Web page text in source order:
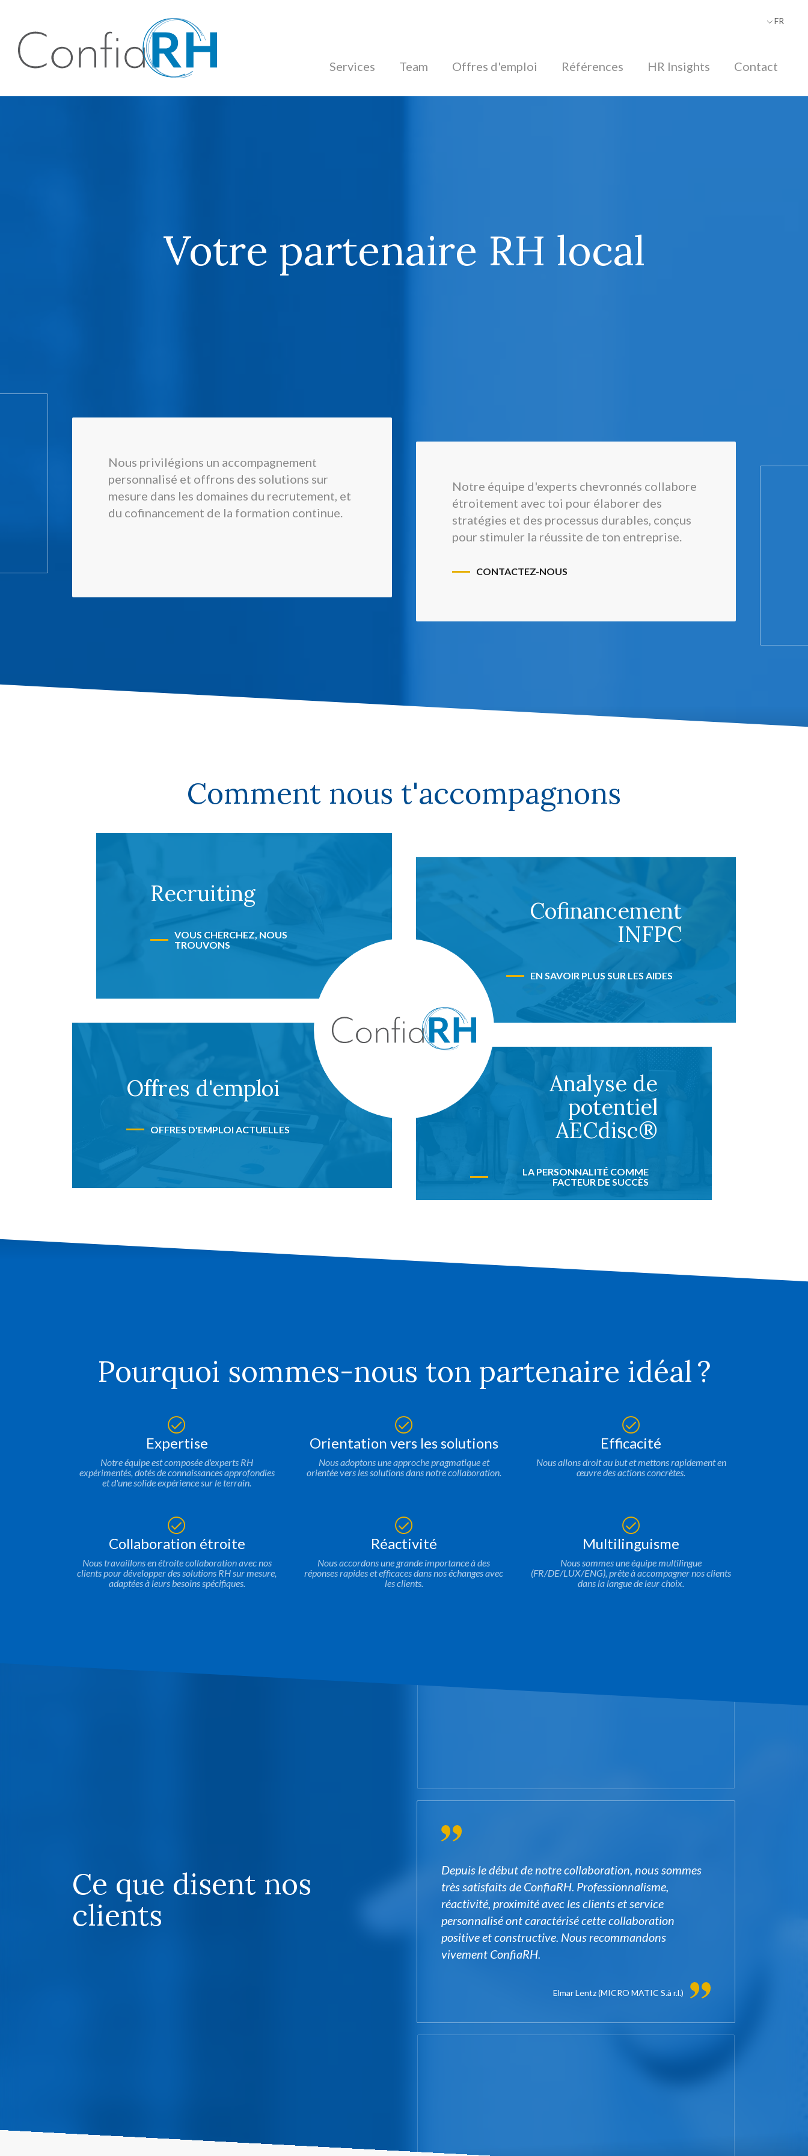
FR
Services Team Offres d'emploi Références HR Insights Contact
Votre partenaire RH local
Nous privilégions un accompagnement
personnalisé et offrons des solutions sur
mesure dans les domaines du recrutement, et
du cofinancement de la formation continue.
Notre équipe d'experts chevronnés collabore
étroitement avec toi pour élaborer des
stratégies et des processus durables, conçus
pour stimuler la réussite de ton entreprise.
CONTACTEZ-NOUS
Comment nous t'accompagnons
Recruiting
VOUS CHERCHEZ, NOUS
TROUVONS
Cofinancement
INFPC
EN SAVOIR PLUS SUR LES AIDES
Offres d'emploi
OFFRES D'EMPLOI ACTUELLES
Analyse de
potentiel
AECdisc®
LA PERSONNALITÉ COMME
FACTEUR DE SUCCÈS
Pourquoi sommes-nous ton partenaire idéal ?
Expertise
Notre équipe est composée d'experts RH
expérimentés, dotés de connaissances approfondies
et d'une solide expérience sur le terrain.
Orientation vers les solutions
Nous adoptons une approche pragmatique et
orientée vers les solutions dans notre collaboration.
Efficacité
Nous allons droit au but et mettons rapidement en
œuvre des actions concrètes.
Collaboration étroite
Nous travaillons en étroite collaboration avec nos
clients pour développer des solutions RH sur mesure,
adaptées à leurs besoins spécifiques.
Réactivité
Nous accordons une grande importance à des
réponses rapides et efficaces dans nos échanges avec
les clients.
Multilinguisme
Nous sommes une équipe multilingue
(FR/DE/LUX/ENG), prête à accompagner nos clients
dans la langue de leur choix.
Ce que disent nos
clients
Cela fait déjà plusieurs années que nous travaillons
communicatifs ! Je ne peux que chaudement
recommander ConfiaRH à tout le monde.
Daniel Wiesemes (SHIRTBOX-LUX S.à r.l.)
Depuis le début de notre collaboration, nous sommes
très satisfaits de ConfiaRH. Professionnalisme,
réactivité, proximité avec les clients et service
personnalisé ont caractérisé cette collaboration
positive et constructive. Nous recommandons
vivement ConfiaRH.
Elmar Lentz(MICRO MATIC S.à r.l.)